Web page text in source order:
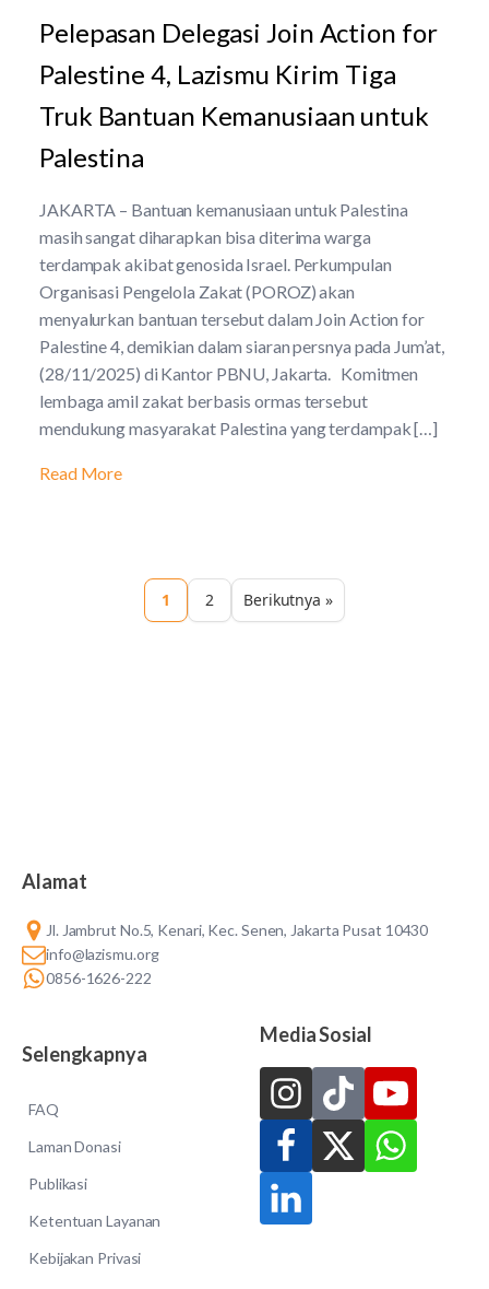
Pelepasan Delegasi Join Action for
Palestine 4, Lazismu Kirim Tiga
Truk Bantuan Kemanusiaan untuk
Palestina
JAKARTA – Bantuan kemanusiaan untuk Palestina
masih sangat diharapkan bisa diterima warga
terdampak akibat genosida Israel. Perkumpulan
Organisasi Pengelola Zakat (POROZ) akan
menyalurkan bantuan tersebut dalam Join Action for
Palestine 4, demikian dalam siaran persnya pada Jum’at,
(28/11/2025) di Kantor PBNU, Jakarta. Komitmen
lembaga amil zakat berbasis ormas tersebut
mendukung masyarakat Palestina yang terdampak […]
Read More
1 2 Berikutnya »
Alamat
Jl. Jambrut No.5, Kenari, Kec. Senen, Jakarta Pusat 10430
info@lazismu.org
0856-1626-222
Selengkapnya
FAQ
Laman Donasi
Publikasi
Ketentuan Layanan
Kebijakan Privasi
Media Sosial